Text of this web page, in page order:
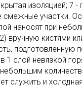
изоляцией; 7 -
участки.
наносят при
вручную кистями
подготовленную
1 слой невязкой
служить и